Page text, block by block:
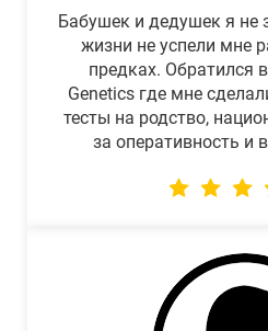
Бабушек и дедушек я не
жизни не успели мне
предках. Обратился
Genetics где мне
тесты на родство,
за оперативность и